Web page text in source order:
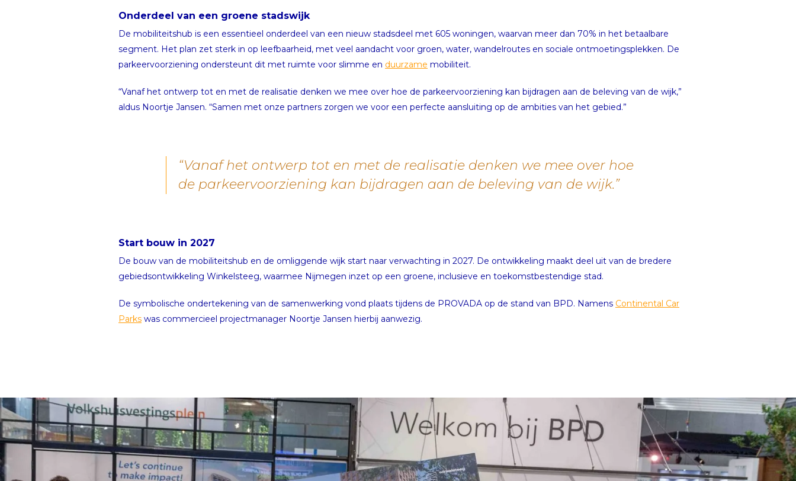
Onderdeel van een groene stadswijk
De mobiliteitshub is een essentieel onderdeel van een nieuw stadsdeel met 605 woningen, waarvan meer dan 70% in het betaalbare
segment. Het plan zet sterk in op leefbaarheid, met veel aandacht voor groen, water, wandelroutes en sociale ontmoetingsplekken. De
parkeervoorziening ondersteunt dit met ruimte voor slimme en duurzame mobiliteit.
“Vanaf het ontwerp tot en met de realisatie denken we mee over hoe de parkeervoorziening kan bijdragen aan de beleving van de wijk,”
aldus Noortje Jansen. “Samen met onze partners zorgen we voor een perfecte aansluiting op de ambities van het gebied.”
“Vanaf het ontwerp tot en met de realisatie denken we mee over hoe
de parkeervoorziening kan bijdragen aan de beleving van de wijk.”
Start bouw in 2027
De bouw van de mobiliteitshub en de omliggende wijk start naar verwachting in 2027. De ontwikkeling maakt deel uit van de bredere
gebiedsontwikkeling Winkelsteeg, waarmee Nijmegen inzet op een groene, inclusieve en toekomstbestendige stad.
De symbolische ondertekening van de samenwerking vond plaats tijdens de PROVADA op de stand van BPD. Namens Continental Car
Parks was commercieel projectmanager Noortje Jansen hierbij aanwezig.